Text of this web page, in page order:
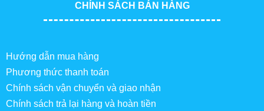
CHÍNH SÁCH BÁN HÀNG
Hướng dẫn mua hàng
Phương thức thanh toán
Chính sách vận chuyển và giao nhận
Chính sách trả lại hàng và hoàn tiền